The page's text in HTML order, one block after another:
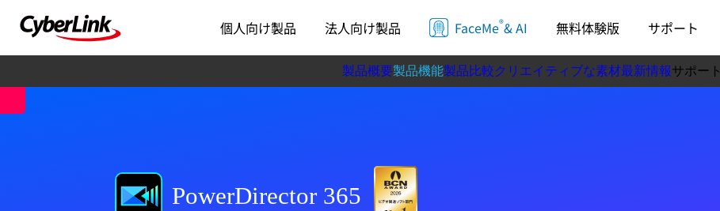
個人向け製品 法人向け製品 FaceMe®& AI 無料体験版 サポート
製品概要製品機能製品比較クリエイティブな素材最新情報サポート
PowerDirector 365